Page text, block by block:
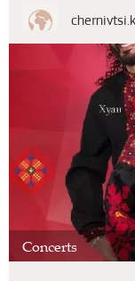
Concerts